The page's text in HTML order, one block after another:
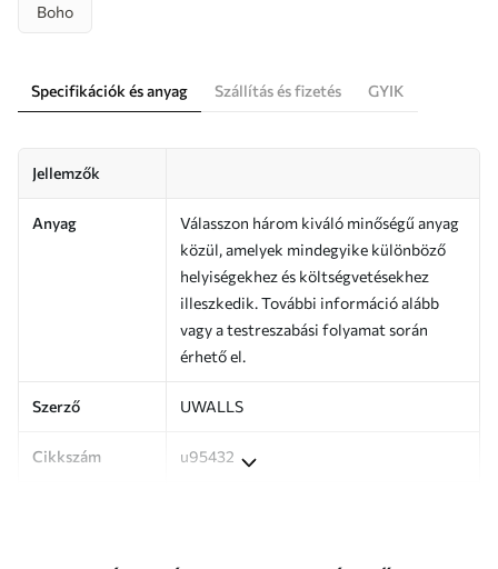
Boho
Specifikációk és anyag Szállítás és fizetés GYIK
Jellemzők
Anyag
Válasszon három kiváló minőségű anyag
közül, amelyek mindegyike különböző
helyiségekhez és költségvetésekhez
illeszkedik. További információ alább
vagy a testreszabási folyamat során
érhető el.
Szerző UWALLS
Cikkszám u95432